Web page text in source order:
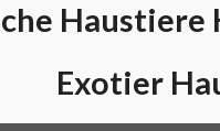
Haustiere
Exotier